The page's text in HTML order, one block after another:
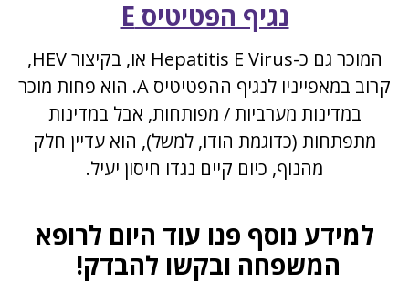
נגיף הפטיטיס E
המוכר גם כ-Hepatitis E Virus או, בקיצור HEV,
קרוב במאפייניו לנגיף ההפטיטיס A. הוא פחות מוכר
במדינות מערביות / מפותחות, אבל במדינות
מתפתחות (כדוגמת הודו, למשל), הוא עדיין חלק
מהנוף, כיום קיים נגדו חיסון יעיל.
למידע נוסף פנו עוד היום לרופא
המשפחה ובקשו להבדק!